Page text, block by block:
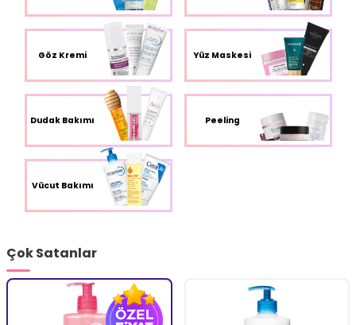
Göz Kremi Yüz Maskesi
Dudak Bakımı Peeling
Vücut Bakımı
Çok Satanlar